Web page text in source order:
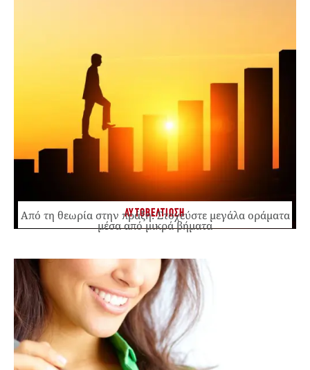
ΑΥΤΟΒΕΛΤΙΩΣΗ
Από τη θεωρία στην πράξη: Στοχεύστε μεγάλα οράματα
μέσα από μικρά βήματα